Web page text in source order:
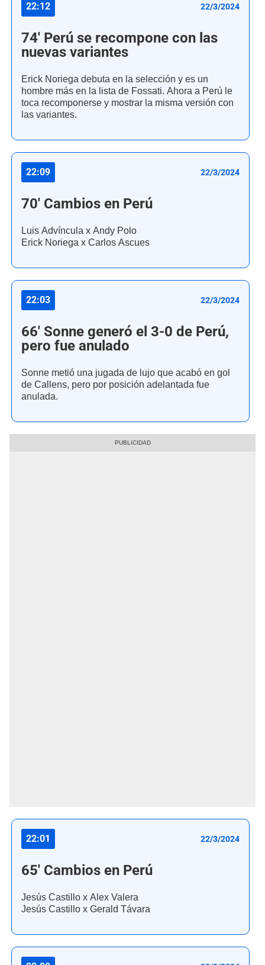
22:12 22/3/2024
74' Perú se recompone con las
nuevas variantes
Erick Noriega debuta en la selección y es un
hombre más en la lista de Fossati. Ahora a Perú le
toca recomponerse y mostrar la misma versión con
las variantes.
22:09 22/3/2024
70' Cambios en Perú
Luis Advíncula x Andy Polo
Erick Noriega x Carlos Ascues
22:03 22/3/2024
66' Sonne generó el 3-0 de Perú,
pero fue anulado
Sonne metió una jugada de lujo que acabó en gol
de Callens, pero por posición adelantada fue
anulada.
22:01 22/3/2024
65' Cambios en Perú
Jesús Castillo x Alex Valera
Jesús Castillo x Gerald Távara